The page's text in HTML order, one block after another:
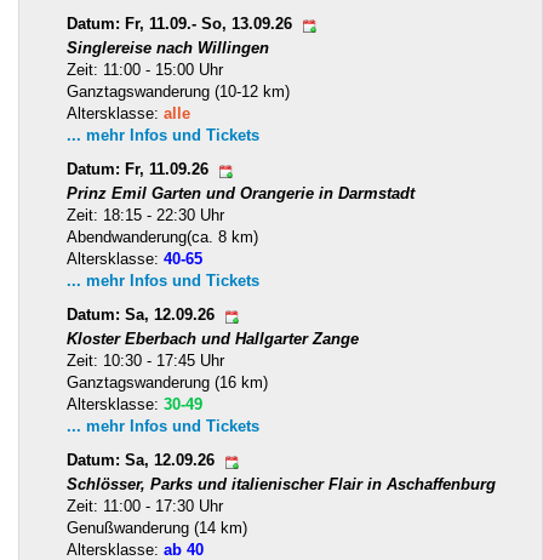
Datum: Fr, 11.09.- So, 13.09.26
Singlereise nach Willingen
Zeit: 11:00 - 15:00 Uhr
Ganztagswanderung (10-12 km)
Altersklasse: alle
... mehr Infos und Tickets
Datum: Fr, 11.09.26
Prinz Emil Garten und Orangerie in Darmstadt
Zeit: 18:15 - 22:30 Uhr
Abendwanderung(ca. 8 km)
Altersklasse: 40-65
... mehr Infos und Tickets
Datum: Sa, 12.09.26
Kloster Eberbach und Hallgarter Zange
Zeit: 10:30 - 17:45 Uhr
Ganztagswanderung (16 km)
Altersklasse: 30-49
... mehr Infos und Tickets
Datum: Sa, 12.09.26
Schlösser, Parks und italienischer Flair in Aschaffenburg
Zeit: 11:00 - 17:30 Uhr
Genußwanderung (14 km)
Altersklasse: ab 40